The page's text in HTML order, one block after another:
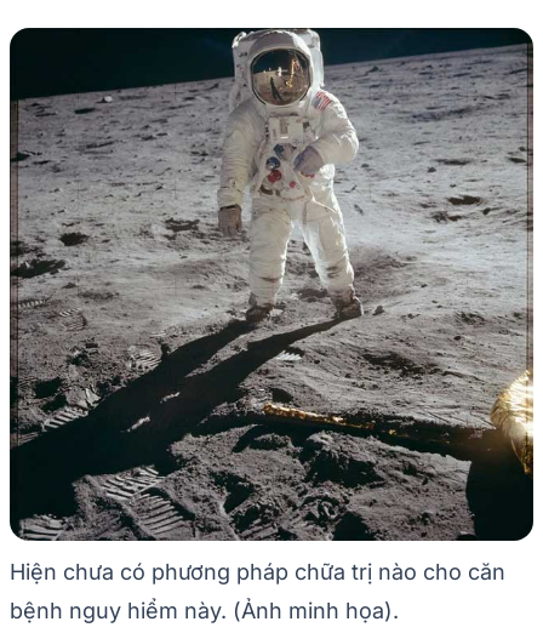
Hiện chưa có phương pháp chữa trị nào cho căn
bệnh nguy hiểm này. (Ảnh minh họa).